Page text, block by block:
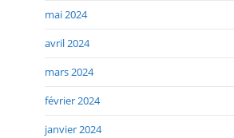
mai 2024
avril 2024
mars 2024
février 2024
janvier 2024